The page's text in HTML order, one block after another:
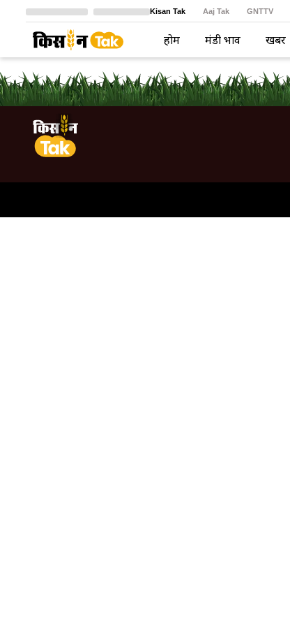
Kisan Tak Aaj Tak GNTTV
Crime Tak Astro Tak
होम मंडी भाव खबरें